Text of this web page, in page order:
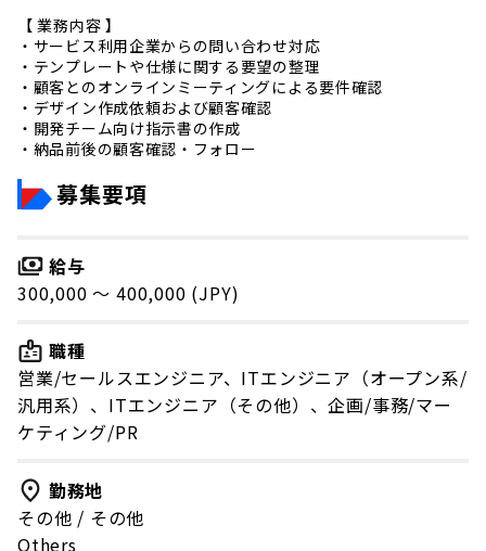
【 業務内容 】
・サービス利用企業からの問い合わせ対応
・テンプレートや仕様に関する要望の整理
・顧客とのオンラインミーティングによる要件確認
・デザイン作成依頼および顧客確認
・開発チーム向け指示書の作成
・納品前後の顧客確認・フォロー
募集要項
給与
300,000 〜 400,000 (JPY)
職種
営業/セールスエンジニア、ITエンジニア（オープン系/
汎用系）、ITエンジニア（その他）、企画/事務/マー
ケティング/PR
勤務地
その他 / その他
Others